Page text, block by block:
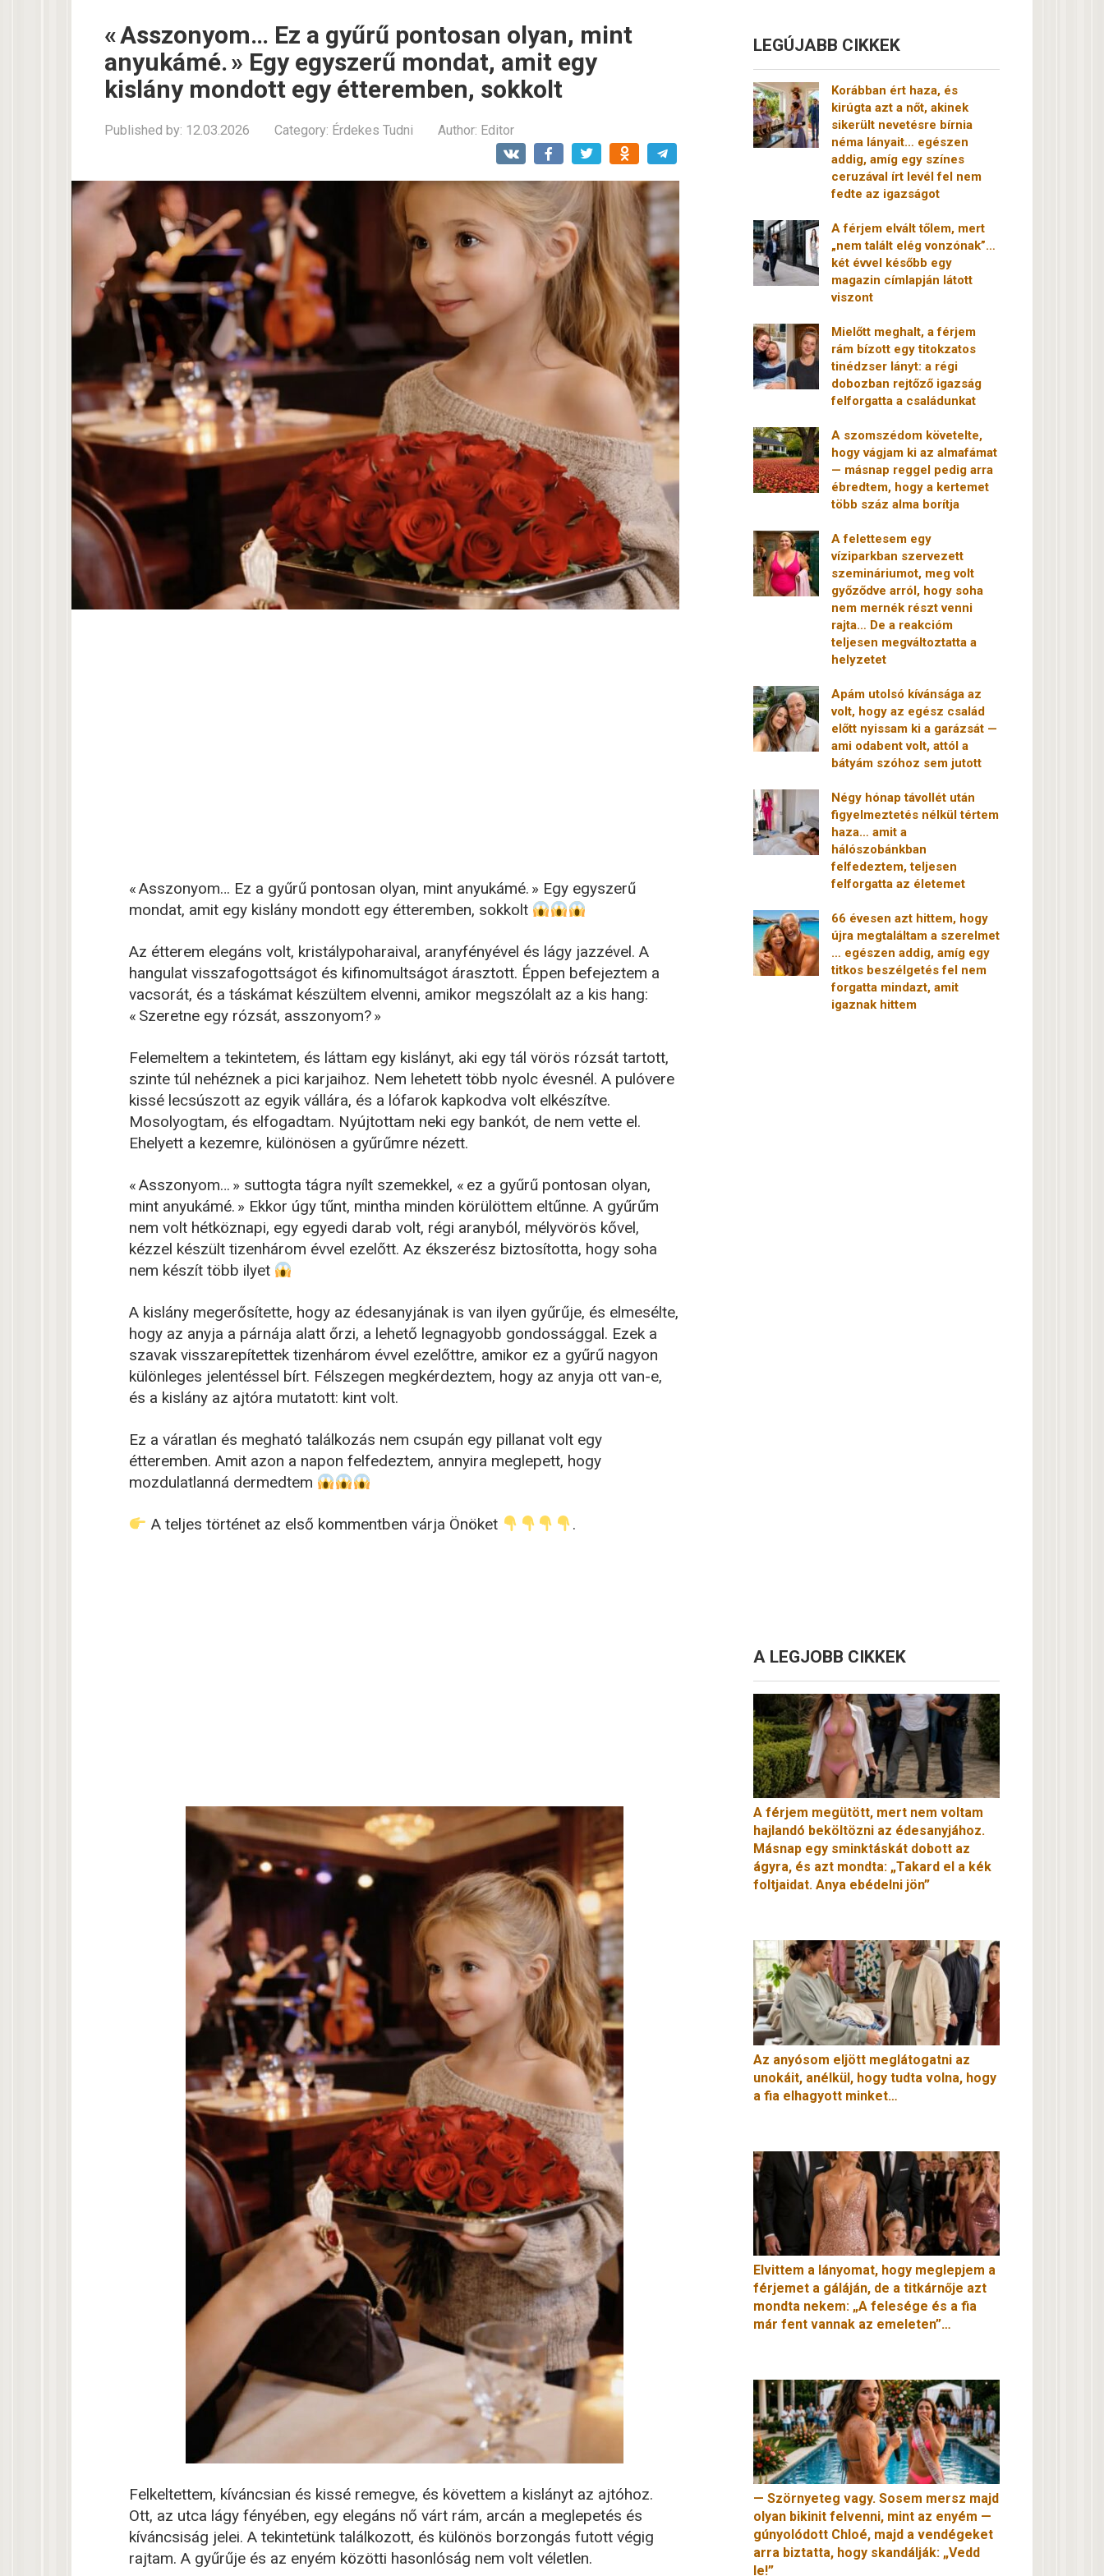
« Asszonyom… Ez a gyűrű pontosan olyan, mint
anyukámé. » Egy egyszerű mondat, amit egy
kislány mondott egy étteremben, sokkolt
Published by: 12.03.2026 Category: Érdekes Tudni Author: Editor
« Asszonyom… Ez a gyűrű pontosan olyan, mint anyukámé. » Egy egyszerű
mondat, amit egy kislány mondott egy étteremben, sokkolt
Az étterem elegáns volt, kristálypoharaival, aranyfényével és lágy jazzével. A
hangulat visszafogottságot és kifinomultságot árasztott. Éppen befejeztem a
vacsorát, és a táskámat készültem elvenni, amikor megszólalt az a kis hang:
« Szeretne egy rózsát, asszonyom? »
Felemeltem a tekintetem, és láttam egy kislányt, aki egy tál vörös rózsát tartott,
szinte túl nehéznek a pici karjaihoz. Nem lehetett több nyolc évesnél. A pulóvere
kissé lecsúszott az egyik vállára, és a lófarok kapkodva volt elkészítve.
Mosolyogtam, és elfogadtam. Nyújtottam neki egy bankót, de nem vette el.
Ehelyett a kezemre, különösen a gyűrűmre nézett.
« Asszonyom… » suttogta tágra nyílt szemekkel, « ez a gyűrű pontosan olyan,
mint anyukámé. » Ekkor úgy tűnt, mintha minden körülöttem eltűnne. A gyűrűm
nem volt hétköznapi, egy egyedi darab volt, régi aranyból, mélyvörös kővel,
kézzel készült tizenhárom évvel ezelőtt. Az ékszerész biztosította, hogy soha
nem készít több ilyet
A kislány megerősítette, hogy az édesanyjának is van ilyen gyűrűje, és elmesélte,
hogy az anyja a párnája alatt őrzi, a lehető legnagyobb gondossággal. Ezek a
szavak visszarepítettek tizenhárom évvel ezelőttre, amikor ez a gyűrű nagyon
különleges jelentéssel bírt. Félszegen megkérdeztem, hogy az anyja ott van-e,
és a kislány az ajtóra mutatott: kint volt.
Ez a váratlan és megható találkozás nem csupán egy pillanat volt egy
étteremben. Amit azon a napon felfedeztem, annyira meglepett, hogy
mozdulatlanná dermedtem
A teljes történet az első kommentben várja Önöket .
Felkeltettem, kíváncsian és kissé remegve, és követtem a kislányt az ajtóhoz.
Ott, az utca lágy fényében, egy elegáns nő várt rám, arcán a meglepetés és
kíváncsiság jelei. A tekintetünk találkozott, és különös borzongás futott végig
rajtam. A gyűrűje és az enyém közötti hasonlóság nem volt véletlen.
LEGÚJABB CIKKEK
Korábban ért haza, és
kirúgta azt a nőt, akinek
sikerült nevetésre bírnia
néma lányait… egészen
addig, amíg egy színes
ceruzával írt levél fel nem
fedte az igazságot
A férjem elvált tőlem, mert
„nem talált elég vonzónak”…
két évvel később egy
magazin címlapján látott
viszont
Mielőtt meghalt, a férjem
rám bízott egy titokzatos
tinédzser lányt: a régi
dobozban rejtőző igazság
felforgatta a családunkat
A szomszédom követelte,
hogy vágjam ki az almafámat
— másnap reggel pedig arra
ébredtem, hogy a kertemet
több száz alma borítja
A felettesem egy
víziparkban szervezett
szemináriumot, meg volt
győződve arról, hogy soha
nem mernék részt venni
rajta… De a reakcióm
teljesen megváltoztatta a
helyzetet
Apám utolsó kívánsága az
volt, hogy az egész család
előtt nyissam ki a garázsát —
ami odabent volt, attól a
bátyám szóhoz sem jutott
Négy hónap távollét után
figyelmeztetés nélkül tértem
haza… amit a
hálószobánkban
felfedeztem, teljesen
felforgatta az életemet
66 évesen azt hittem, hogy
újra megtaláltam a szerelmet
… egészen addig, amíg egy
titkos beszélgetés fel nem
forgatta mindazt, amit
igaznak hittem
A LEGJOBB CIKKEK
A férjem megütött, mert nem voltam
hajlandó beköltözni az édesanyjához.
Másnap egy sminktáskát dobott az
ágyra, és azt mondta: „Takard el a kék
foltjaidat. Anya ebédelni jön”
Az anyósom eljött meglátogatni az
unokáit, anélkül, hogy tudta volna, hogy
a fia elhagyott minket…
Elvittem a lányomat, hogy meglepjem a
férjemet a gáláján, de a titkárnője azt
mondta nekem: „A felesége és a fia
már fent vannak az emeleten”…
— Szörnyeteg vagy. Sosem mersz majd
olyan bikinit felvenni, mint az enyém —
gúnyolódott Chloé, majd a vendégeket
arra biztatta, hogy skandálják: „Vedd
le!”